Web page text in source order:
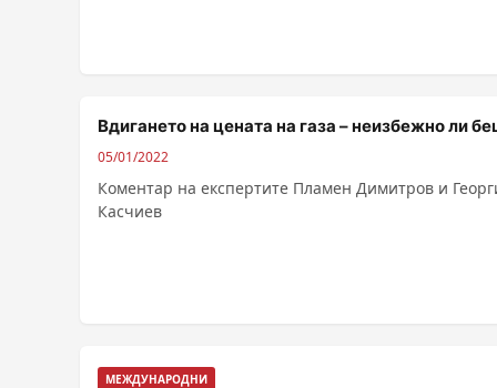
Вдигането на цената на газа – неизбежно ли
05/01/2022
Коментар на експертите Пламен Димитров и
Касчиев
МЕЖДУНАРОДНИ